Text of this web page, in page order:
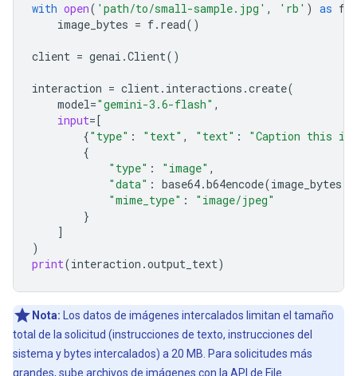
with open( 'path/to/small-sample.jpg' , 'rb' ) as f
image_bytes = f. read()
client = genai .Client()
interaction = client. interactions .create(
model="gemini-3.6-flash" ,
input=[
{"type" : "text" , "text" :
"Caption this
{
"type" : "image" ,
"data" : base64.b64encode(image_bytes
"mime_type" :
"image/jpeg"
}
]
)
print(interaction .output_text)
Nota: Los datos de imágenes intercalados limitan el tamaño
total de la solicitud (instrucciones de texto, instrucciones del
sistema y bytes intercalados) a 20 MB. Para solicitudes más
grandes, sube archivos de imágenes con la API de File.